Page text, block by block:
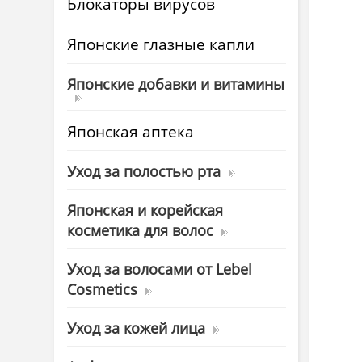
Японские глазные капли
Японские добавки и витамины
Японская аптека
Уход за полостью рта
Японская и корейская
косметика для волос
Уход за волосами от Lebel
Cosmetics
Уход за кожей лица